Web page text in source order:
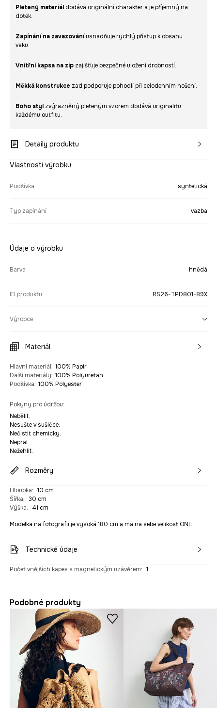
Pletený materiál dodává originální charakter a je příjemný na
dotek.
Zapínání na zavazováníusnadňuje rychlý přístup k obsahu
vaku.
Vnitřní kapsa na zip zajišťuje bezpečné uložení drobností.
Měkká konstrukce zad podporuje pohodlí při celodenním nošení.
Boho styl zvýrazněný pleteným vzorem dodává originalitu
každému outfitu.
Detaily produktu
Vlastnosti výrobku
Podšívka syntetická
Typ zapínání vazba
Údaje o výrobku
Barva hnědá
ID produktu RS26-TPD801-89X
Výrobce
Materiál
Hlavní materiál: 100% Papír
Další materiály: 100% Polyuretan
Podšívka: 100% Polyester
Pokyny pro údržbu:
Nebělit.
Nesušte v sušičce.
Nečistit chemicky.
Neprat.
Nežehlit.
Rozměry
Hloubka: 10 cm
Šířka: 30 cm
Výška: 41 cm
Modelka na fotografii je vysoká 180 cm a má na sebe velikost ONE
Technické údaje
Počet vnějších kapes s magnetickým uzávěrem: 1
Podobné produkty